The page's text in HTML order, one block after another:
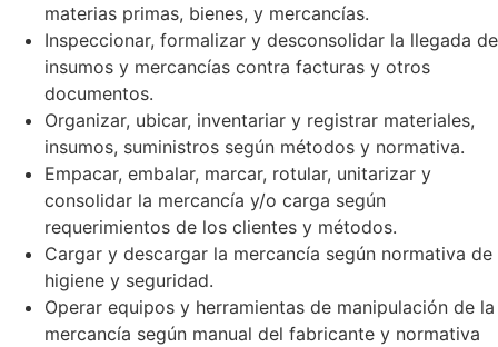
materias primas, bienes, y mercancías.
Inspeccionar, formalizar y desconsolidar la llegada de
insumos y mercancías contra facturas y otros
documentos.
Organizar, ubicar, inventariar y registrar materiales,
insumos, suministros según métodos y normativa.
Empacar, embalar, marcar, rotular, unitarizar y
consolidar la mercancía y/o carga según
requerimientos de los clientes y métodos.
Cargar y descargar la mercancía según normativa de
higiene y seguridad.
Operar equipos y herramientas de manipulación de la
mercancía según manual del fabricante y normativa